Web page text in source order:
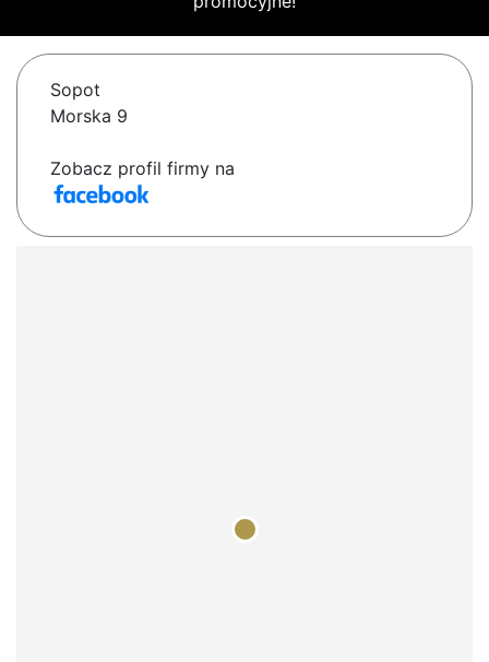
Sopot
Morska 9
Zobacz profil firmy na